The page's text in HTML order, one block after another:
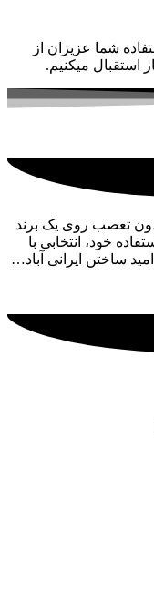
شما عزیزان از
استقبال میکنیم.
تعصب روی یک برند
خود، انتخابی با
ساختن ایرانی آباد…